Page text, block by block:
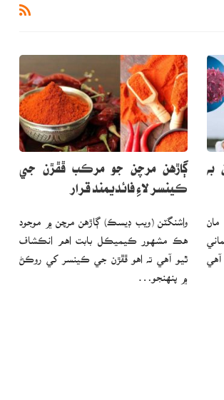
به
ڳاڙهن مرچن جو مرڪب ڦڦڙن جي
ڪينسر لاءِ فائديمند قرار
واشنگٽن (ويب ڊيسڪ) ڳاڙهن مرچن ۾ موجود
هڪ مشهور ڪيميڪل بابت اهم انڪشاف
ٿيو آهي ته اهو ڦڦڙن جي ڪينسر کي روڪڻ